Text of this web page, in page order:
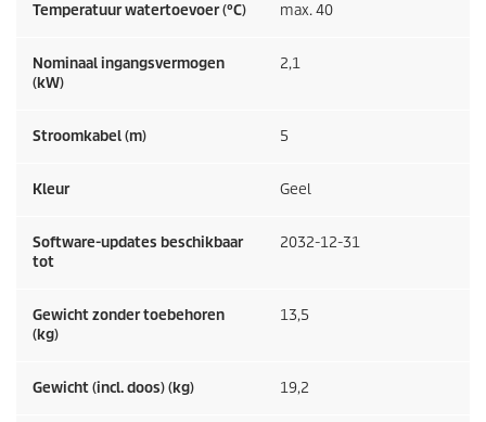
Temperatuur watertoevoer (°C) max. 40
Nominaal ingangsvermogen
(kW)
2,1
Stroomkabel (m) 5
Kleur Geel
Software-updates beschikbaar
tot
2032-12-31
Gewicht zonder toebehoren
(kg)
13,5
Gewicht (incl. doos) (kg) 19,2